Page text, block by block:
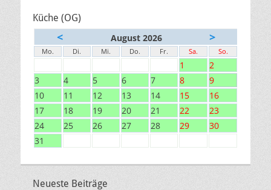
Küche (OG)
< August 2026 >
Mo. Di. Mi. Do. Fr. Sa. So.
1
2
3
4 5 6 7 8
9
10
11 12 13 14 15
16
17
18 19 20 21 22
23
24
25 26 27 28 29
30
31
Neueste Beiträge